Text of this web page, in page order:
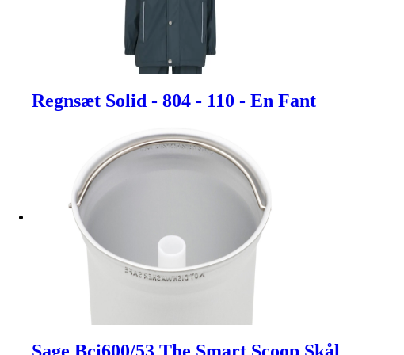
Regnsæt Solid - 804 - 110 - En Fant